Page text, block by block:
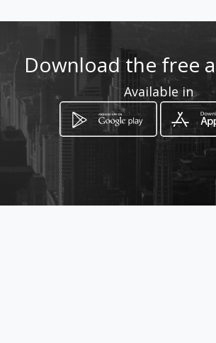
as.amawebs.com
Location
Download the free
Available in